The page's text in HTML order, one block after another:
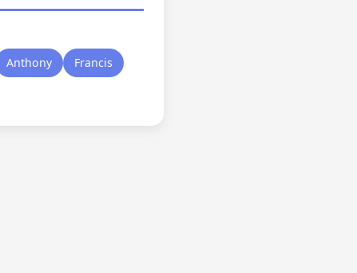
Anthony
Francis